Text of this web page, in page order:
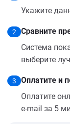
Укажите
2
Сравните
Система
выберите
3
Оплатите и
Оплатите
e-mail за 5